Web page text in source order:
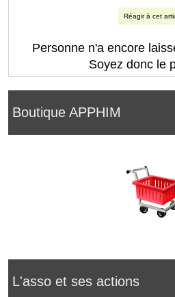
Boutique APPHIM
L'asso et ses actions
Réagir à cet
Personne n'a encore
Soyez donc le